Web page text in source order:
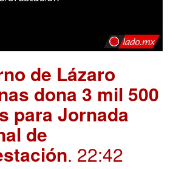
de Lázaro
dona 3 mil 500
para Jornada
de
. 22:42